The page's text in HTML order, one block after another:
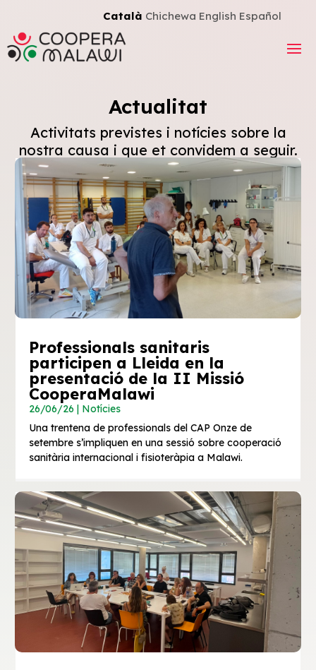
Actualitat
Activitats previstes i notícies sobre la
nostra causa i que et convidem a seguir.
Professionals sanitaris
participen a Lleida en la
presentació de la II Missió
CooperaMalawi
26/06/26| Notícies
Una trentena de professionals del CAP Onze de
setembre s’impliquen en una sessió sobre cooperació
sanitària internacional i fisioteràpia a Malawi.
Català Chichewa English Español